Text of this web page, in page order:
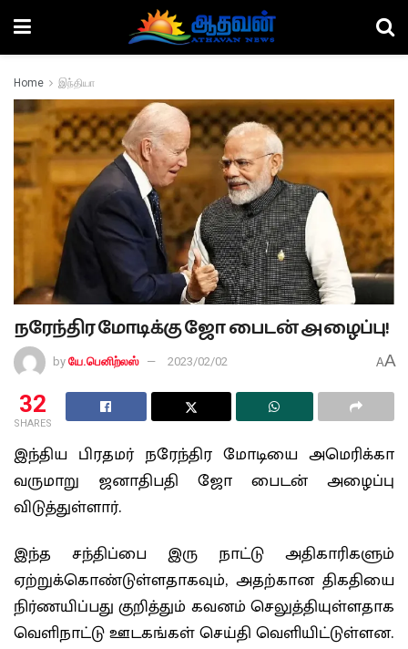
Home இந்தியா
நரேந்திர மோடிக்கு ஜோ பைடன் அழைப்பு!
by யே.பெனிற்லஸ் 2023/02/02 AA
32
SHARES
இந்திய பிரதமர் நரேந்திர மோடியை அமெரிக்கா
வருமாறு ஜனாதிபதி ஜோ பைடன் அழைப்பு
விடுத்துள்ளார்.
இந்த சந்திப்பை இரு நாட்டு அதிகாரிகளும்
ஏற்றுக்கொண்டுள்ளதாகவும், அதற்கான திகதியை
நிர்ணயிப்பது குறித்தும் கவனம் செலுத்தியுள்ளதாக
வெளிநாட்டு ஊடகங்கள் செய்தி வெளியிட்டுள்ளன.